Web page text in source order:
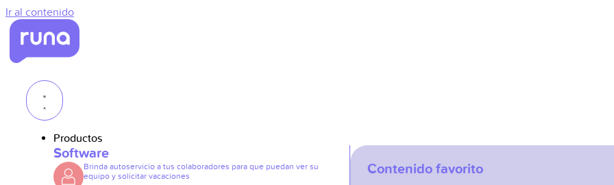
Ir al contenido
Productos
Software
Brinda autoservicio a tus colaboradores para que puedan ver su
equipo y solicitar vacaciones
Contenido favorito